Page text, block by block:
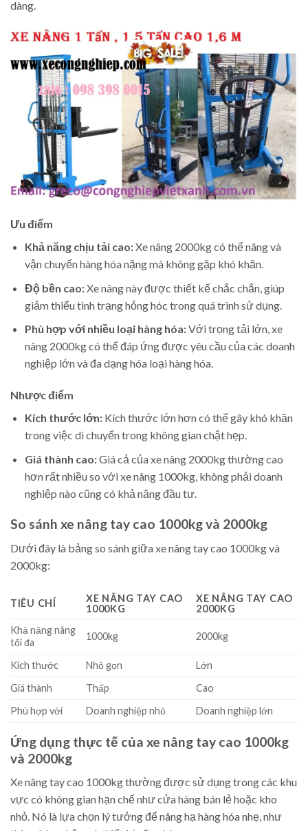
dàng.
Ưu điểm
Khả năng chịu tải cao:Xe nâng 2000kg có thể nâng và
vận chuyển hàng hóa nặng mà không gặp khó khăn.
Độ bền cao:Xe nâng này được thiết kế chắc chắn, giúp
giảm thiểu tình trạng hỏng hóc trong quá trình sử dụng.
Phù hợp với nhiều loại hàng hóa:Với trọng tải lớn, xe
nâng 2000kg có thể đáp ứng được yêu cầu của các doanh
nghiệp lớn và đa dạng hóa loại hàng hóa.
Nhược điểm
Kích thước lớn:Kích thước lớn hơn có thể gây khó khăn
trong việc di chuyển trong không gian chật hẹp.
Giá thành cao:Giá cả của xe nâng 2000kg thường cao
hơn rất nhiều so với xe nâng 1000kg, không phải doanh
nghiệp nào cũng có khả năng đầu tư.
So sánh xe nâng tay cao 1000kg và 2000kg
Dưới đây là bảng so sánh giữa xe nâng tay cao 1000kg và
2000kg:
TIÊU CHÍ
XE NÂNG TAY CAO
1000KG
XE NÂNG TAY CAO
2000KG
Khả năng nâng
tối đa
1000kg 2000kg
Kích thước Nhỏ gọn
Lớn
Giá thành
Thấp
Cao
Phù hợp với
Doanh nghiệp nhỏ Doanh nghiệp lớn
Ứng dụng thực tế của xe nâng tay cao 1000kg
và 2000kg
Xe nâng tay cao 1000kg thường được sử dụng trong các khu
vực có không gian hạn chế như cửa hàng bán lẻ hoặc kho
nhỏ. Nó là lựa chọn lý tưởng để nâng hạ hàng hóa nhẹ, như